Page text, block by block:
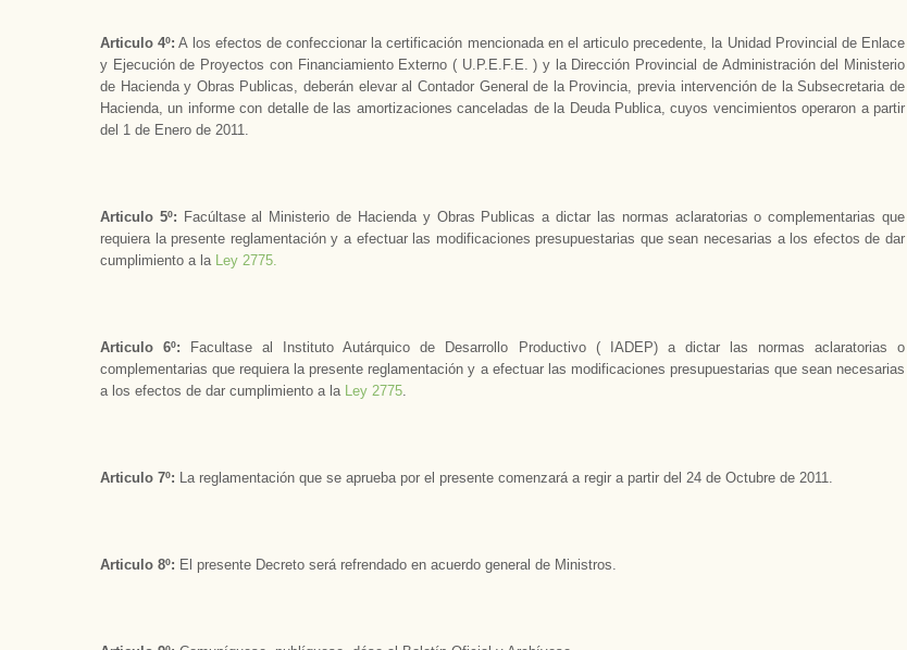
Articulo 4º: A los efectos de confeccionar la certificación mencionada en el articulo precedente, la Unidad Provincial de Enlace
y Ejecución de Proyectos con Financiamiento Externo ( U.P.E.F.E. ) y la Dirección Provincial de Administración del Ministerio
de Hacienda y Obras Publicas, deberán elevar al Contador General de la Provincia, previa intervención de la Subsecretaria de
Hacienda, un informe con detalle de las amortizaciones canceladas de la Deuda Publica, cuyos vencimientos operaron a partir
del 1 de Enero de 2011.
Articulo 5º: Facúltase al Ministerio de Hacienda y Obras Publicas a dictar las normas aclaratorias o complementarias que
requiera la presente reglamentación y a efectuar las modificaciones presupuestarias que sean necesarias a los efectos de dar
cumplimiento a la Ley 2775.
Articulo 6º: Facultase al Instituto Autárquico de Desarrollo Productivo ( IADEP) a dictar las normas aclaratorias o
complementarias que requiera la presente reglamentación y a efectuar las modificaciones presupuestarias que sean necesarias
a los efectos de dar cumplimiento a la Ley 2775.
Articulo 7º: La reglamentación que se aprueba por el presente comenzará a regir a partir del 24 de Octubre de 2011.
Articulo 8º: El presente Decreto será refrendado en acuerdo general de Ministros.